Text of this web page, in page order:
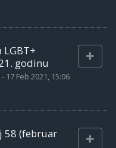
godinu
- 17 Feb 2021, 15:06
58 (februar